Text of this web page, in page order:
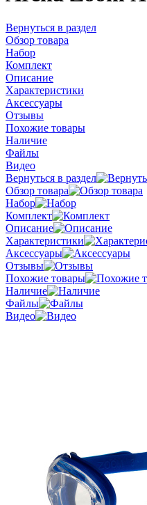
Вернуться в раздел
Обзор товара
Набор
Комплект
Описание
Характеристики
Аксессуары
Отзывы
Похожие товары
Наличие
Файлы
Видео
Вернуться в раздел
Обзор товара
Набор
Комплект
Описание
Характеристики
Аксессуары
Отзывы
Похожие товары
Наличие
Файлы
Видео